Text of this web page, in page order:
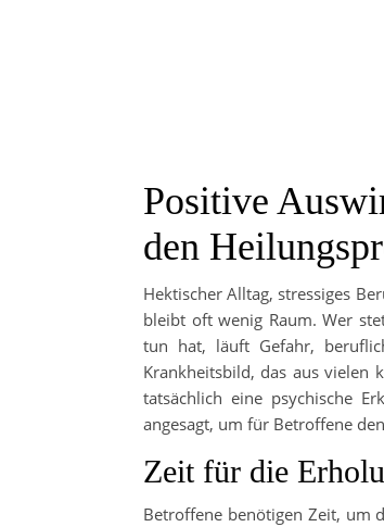
Positive
den
Hektischer Alltag, stressiges
bleibt oft wenig Raum. Wer
tun hat, läuft Gefahr,
Krankheitsbild, das aus vielen
tatsächlich eine psychische
angesagt, um für Betroffene
Zeit für die
Betroffene benötigen Zeit, um